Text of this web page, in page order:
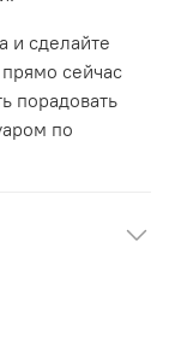
и сделайте
прямо сейчас
порадовать
по